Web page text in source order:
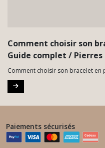
Comment choisir son
Guide complet /
Comment choisir son bracelet en
Paiements sécurisés